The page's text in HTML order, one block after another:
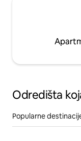
Odredišta
Popularne